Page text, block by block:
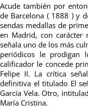
Acude también por
de Barcelona ( 1888 ) y
sendas medallas de
en Madrid, con carácter
señala uno de los más
periódicos le prodigan
calificador le concede
Felipe II. La crítica
definitiva el titulado El
García Vela. Otro,
María Cristina.